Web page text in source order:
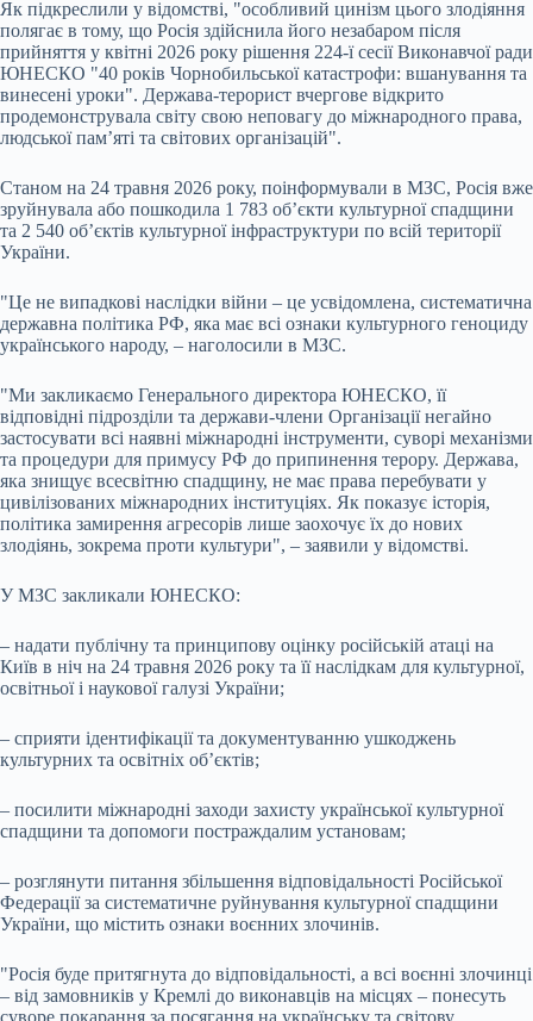
Як підкреслили у відомстві, "особливий цинізм цього злодіяння
полягає в тому, що Росія здійснила його незабаром після
прийняття у квітні 2026 року рішення 224-ї сесії Виконавчої ради
ЮНЕСКО "40 років Чорнобильської катастрофи: вшанування та
винесені уроки". Держава-терорист вчергове відкрито
продемонструвала світу свою неповагу до міжнародного права,
людської пам’яті та світових організацій".
Станом на 24 травня 2026 року, поінформували в МЗС, Росія вже
зруйнувала або пошкодила 1 783 об’єкти культурної спадщини
та 2 540 об’єктів культурної інфраструктури по всій території
України.
"Це не випадкові наслідки війни – це усвідомлена, систематична
державна політика РФ, яка має всі ознаки культурного геноциду
українського народу, – наголосили в МЗС.
"Ми закликаємо Генерального директора ЮНЕСКО, її
відповідні підрозділи та держави-члени Організації негайно
застосувати всі наявні міжнародні інструменти, суворі механізми
та процедури для примусу РФ до припинення терору. Держава,
яка знищує всесвітню спадщину, не має права перебувати у
цивілізованих міжнародних інституціях. Як показує історія,
політика замирення агресорів лише заохочує їх до нових
злодіянь, зокрема проти культури", – заявили у відомстві.
У МЗС закликали ЮНЕСКО:
– надати публічну та принципову оцінку російській атаці на
Київ в ніч на 24 травня 2026 року та її наслідкам для культурної,
освітньої і наукової галузі України;
– сприяти ідентифікації та документуванню ушкоджень
культурних та освітніх об’єктів;
– посилити міжнародні заходи захисту української культурної
спадщини та допомоги постраждалим установам;
– розглянути питання збільшення відповідальності Російської
Федерації за систематичне руйнування культурної спадщини
України, що містить ознаки воєнних злочинів.
"Росія буде притягнута до відповідальності, а всі воєнні злочинці
– від замовників у Кремлі до виконавців на місцях – понесуть
суворе покарання за посягання на українську та світову